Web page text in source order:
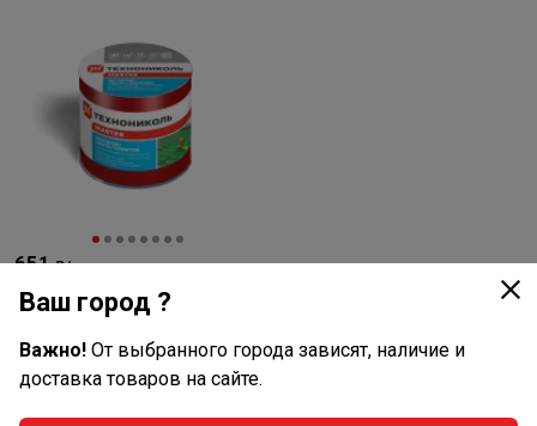
651₽/шт
В наличии: 13 шт
Самоклеящаяся
герметизирующая лента
NICOBAND, цвет красный,
длина 3 м., ширина 10см
Ваш город ?
Важно! От выбранного города зависят, наличие и
доставка товаров на сайте.